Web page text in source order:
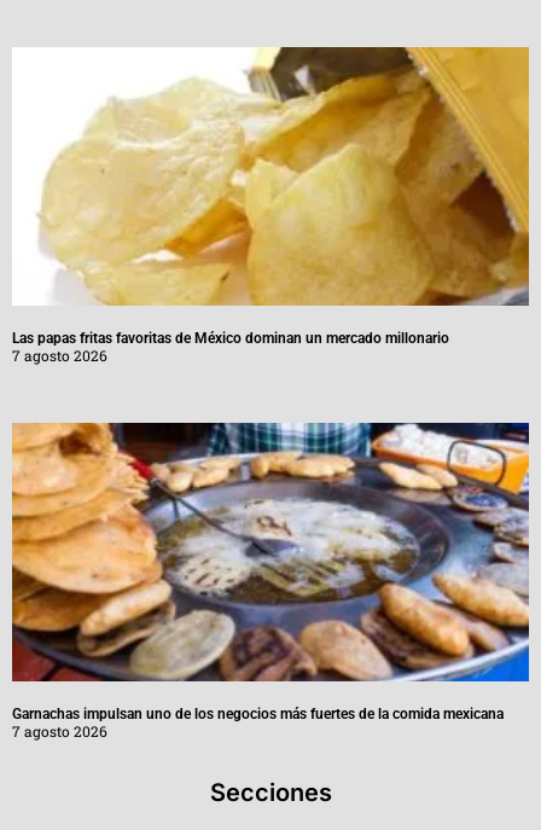
Las papas fritas favoritas de México dominan un mercado millonario
7 agosto 2026
Garnachas impulsan uno de los negocios más fuertes de la comida mexicana
7 agosto 2026
Secciones